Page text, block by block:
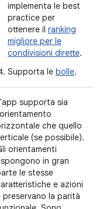
implementa le best
practice per
ottenere il ranking
migliore per le
condivisioni dirette.
Supporta le bolle.
supporta sia
che quello
(se possibile).
orientamenti
in gran
le stesse
e azioni
preservano la parità